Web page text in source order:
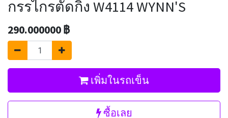
กรรไกรตัดกิ่ง W4114 WYNN'S
290.000000฿
เพิ่มในรถเข็น
ซื้อเลย